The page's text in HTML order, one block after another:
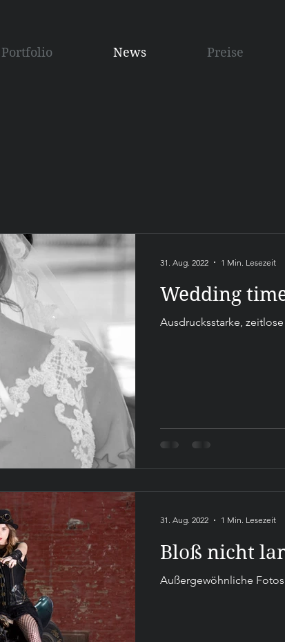
Portfolio News Preise
Wedding
Ausdrucksstarke,
31. Aug. 2022 1 Min. Lesezeit
Bloß nicht
Außergewöhnliche
31. Aug. 2022 1 Min. Lesezeit